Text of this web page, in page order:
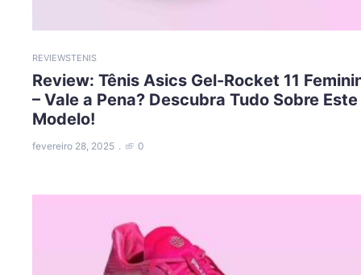
REVIEWSTENIS
Review: Tênis Asics Gel-Rocket 11
– Vale a Pena? Descubra Tudo Sobre Este
Modelo!
fevereiro 28, 2025 0